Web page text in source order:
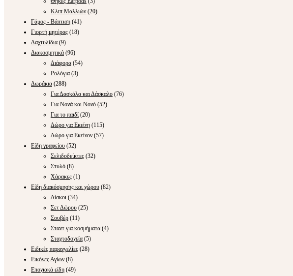
Κλιπ Μαλλιών (20)
Γάμος - Βάπτιση (41)
Γιορτή μητέρας (18)
Δαχτυλίδια (9)
Διακοσμητικά (96)
Διάφορα (54)
Ρολόγια (3)
Δωράκια (288)
Για Δασκάλα και Δάσκαλο (76)
Για Νονά και Νονό (52)
Για το παιδί (20)
Δώρο για Εκείνη (115)
Δώρο για Εκείνον (57)
Είδη γραφείου (52)
Σελιδοδείκτες (32)
Στυλό (8)
Χάρακες (1)
Είδη διακόσμησης και χώρου (82)
Δίσκοι (34)
Σετ Δώρου (25)
Σουβέρ (11)
Σταντ για κοσμήματα (4)
Σταχτοδοχεία (5)
Ειδικές παραγγελίες (28)
Εικόνες Αγίων (8)
Εποχιακά είδη (49)